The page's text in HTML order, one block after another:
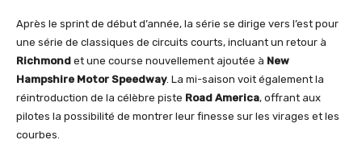
Après le sprint de début d’année, la série se dirige vers l’est pour
une série de classiques de circuits courts, incluant un retour à
Richmond et une course nouvellement ajoutée à New
Hampshire Motor Speedway. La mi-saison voit également la
réintroduction de la célèbre piste Road America, offrant aux
pilotes la possibilité de montrer leur finesse sur les virages et les
courbes.